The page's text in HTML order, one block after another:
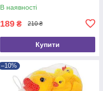
В наявності
189 ₴ 210 ₴
Купити
–10%